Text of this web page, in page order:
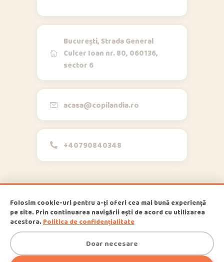
București, Strada General
Culcer Ioan nr. 80, 060136,
sector 6
acasa@copilandia.ro
+40790840348
© 2026Copilandia, All Rights
Reserved
Folosim cookie-uri pentru a-ți oferi cea mai bună experiență
pe site. Prin continuarea navigării ești de acord cu utilizarea
acestora. Politica de confidențialitate
Doar necesare
Bună!